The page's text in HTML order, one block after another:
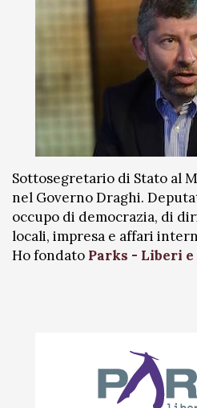
Sottosegretario di Stato al
nel Governo Draghi.
occupo di democrazia, di
locali, impresa e affari
Ho fondato Parks - Liberi e